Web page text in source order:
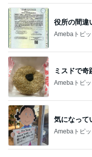
ミスドで奇
Amebaトピッ
気になって
Amebaトピッ
痛み止めを
Amebaトピッ